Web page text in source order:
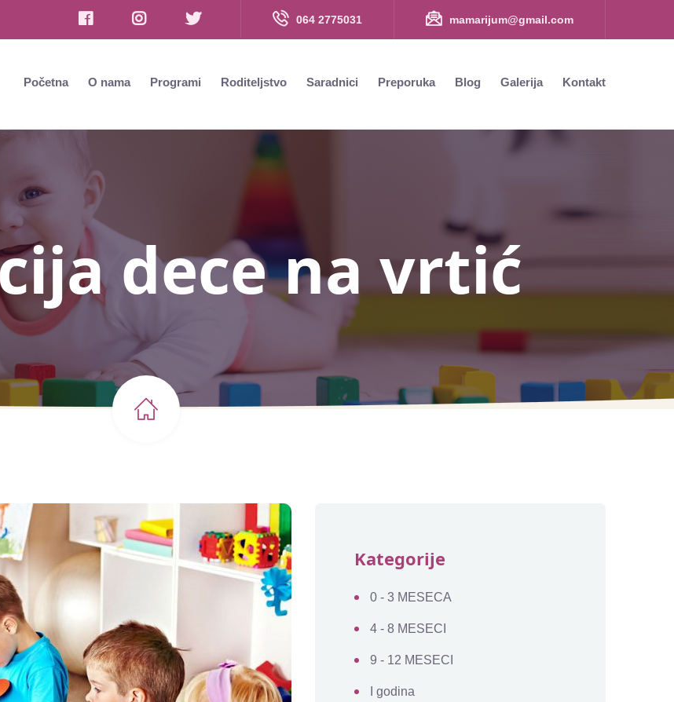
064 2775031 mamarijum@gmail.com​
Početna O nama Programi Roditeljstvo Saradnici Preporuka Blog Galerija Kontakt
dece na vrtić
Kategorije
0 - 3 MESECA
4 - 8 MESECI
9 - 12 MESECI
I godina